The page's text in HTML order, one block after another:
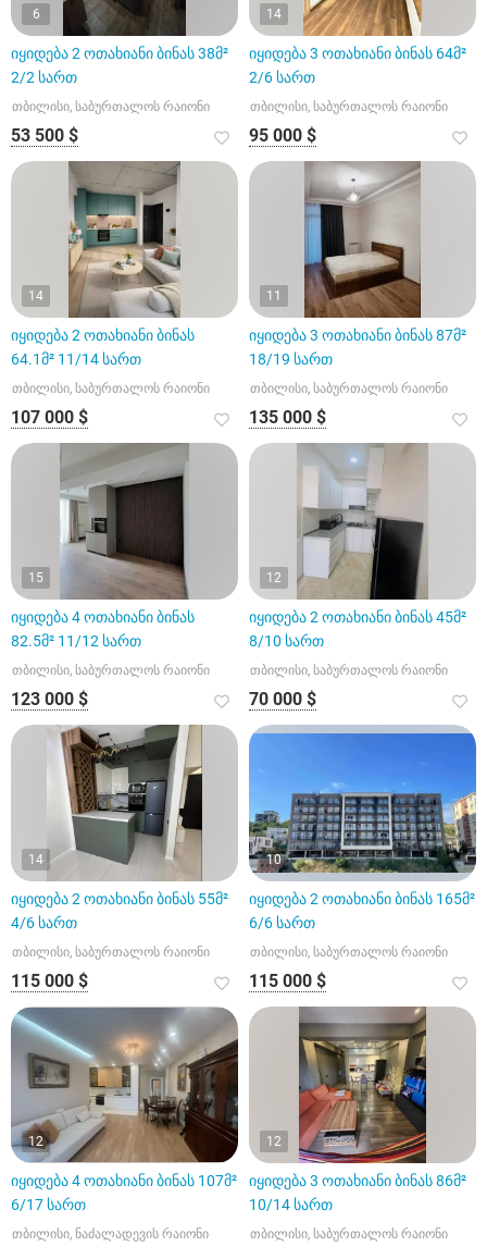
6
იყიდება 2 ოთახიანი ბინას 38მ²
2/2 სართ
თბილისი, საბურთალოს რაიონი
53 500 $
14
იყიდება 3 ოთახიანი ბინას 64მ²
2/6 სართ
თბილისი, საბურთალოს რაიონი
95 000 $
14
იყიდება 2 ოთახიანი ბინას
64.1მ² 11/14 სართ
თბილისი, საბურთალოს რაიონი
107 000 $
11
იყიდება 3 ოთახიანი ბინას 87მ²
18/19 სართ
თბილისი, საბურთალოს რაიონი
135 000 $
15
იყიდება 4 ოთახიანი ბინას
82.5მ² 11/12 სართ
თბილისი, საბურთალოს რაიონი
123 000 $
12
იყიდება 2 ოთახიანი ბინას 45მ²
8/10 სართ
თბილისი, საბურთალოს რაიონი
70 000 $
14
იყიდება 2 ოთახიანი ბინას 55მ²
4/6 სართ
თბილისი, საბურთალოს რაიონი
115 000 $
10
იყიდება 2 ოთახიანი ბინას 165მ²
6/6 სართ
თბილისი, საბურთალოს რაიონი
115 000 $
12
იყიდება 4 ოთახიანი ბინას 107მ²
6/17 სართ
თბილისი, ნაძალადევის რაიონი
12
იყიდება 3 ოთახიანი ბინას 86მ²
10/14 სართ
თბილისი, საბურთალოს რაიონი